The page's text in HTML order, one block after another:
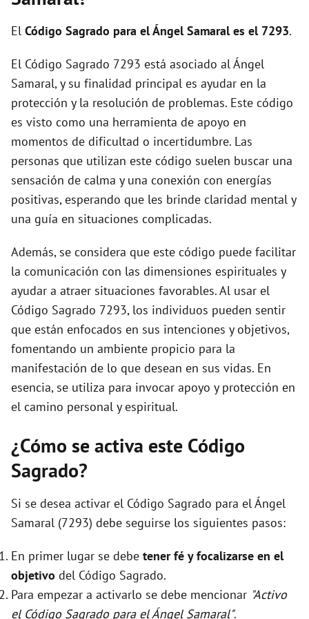
e
o
El Código Sagrado para el Ángel Samaral es el 7293.
El Código Sagrado 7293 está asociado al Ángel
Samaral, y su finalidad principal es ayudar en la
protección y la resolución de problemas. Este código
es visto como una herramienta de apoyo en
momentos de dificultad o incertidumbre. Las
personas que utilizan este código suelen buscar una
sensación de calma y una conexión con energías
positivas, esperando que les brinde claridad mental y
una guía en situaciones complicadas.
Además, se considera que este código puede facilitar
la comunicación con las dimensiones espirituales y
ayudar a atraer situaciones favorables. Al usar el
Código Sagrado 7293, los individuos pueden sentir
que están enfocados en sus intenciones y objetivos,
fomentando un ambiente propicio para la
manifestación de lo que desean en sus vidas. En
esencia, se utiliza para invocar apoyo y protección en
el camino personal y espiritual.
¿Cómo se activa este Código
Sagrado?
Si se desea activar el Código Sagrado para el Ángel
Samaral (7293) debe seguirse los siguientes pasos:
En primer lugar se debe tener fé y focalizarse en el
objetivo del Código Sagrado.
Para empezar a activarlo se debe mencionar "Activo
el Código Sagrado para el Ángel Samaral".